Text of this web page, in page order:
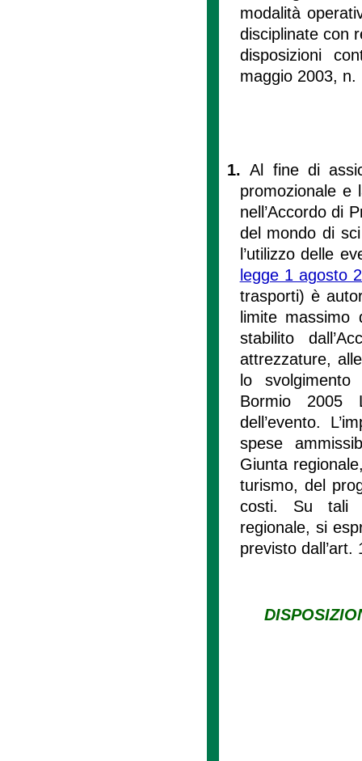
modalità
disciplinate con
disposizioni
maggio 2003, n.
1.Al fine di
promozionale e
nell’Accordo di
del mondo di
l’utilizzo delle
legge 1 agosto
trasporti) è
limite
stabilito
attrezzature,
lo svolgimento
Bormio 2005
dell’evento.
spese
Giunta
turismo, del
costi. Su tali
regionale, si
previsto dall’art.